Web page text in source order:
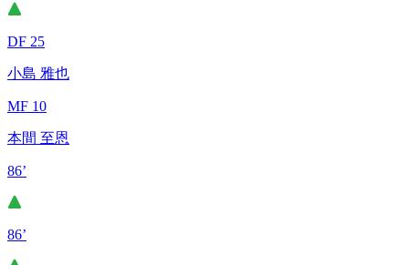
DF 25
小島 雅也
MF 10
本間 至恩
86’
86’